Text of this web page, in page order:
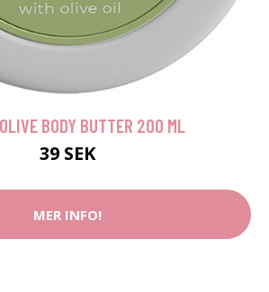
BODY BUTTER 200 ML
39 SEK
MER INFO!